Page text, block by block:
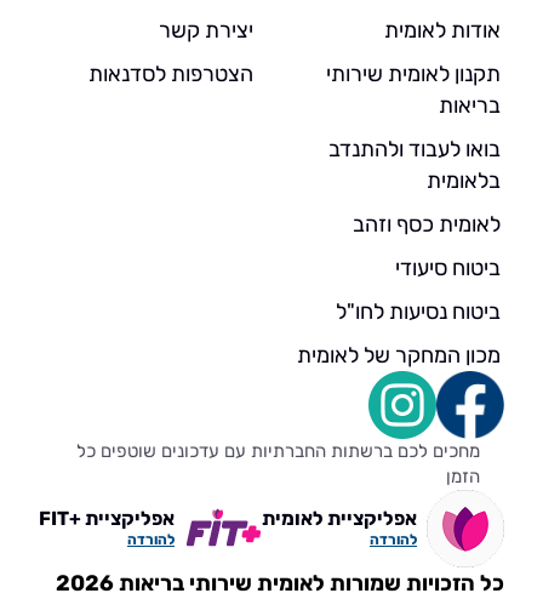
אודות לאומית
תקנון לאומית שירותי
בריאות
בואו לעבוד ולהתנדב
בלאומית
לאומית כסף וזהב
ביטוח סיעודי
ביטוח נסיעות לחו"ל
מכון המחקר של לאומית
יצירת קשר
הצטרפות לסדנאות
מחכים לכם ברשתות החברתיות עם עדכונים שוטפים כל
הזמן
אפליקציית לאומית
להורדה
אפליקציית +FIT
להורדה
כל הזכויות שמורות לאומית שירותי בריאות 2026